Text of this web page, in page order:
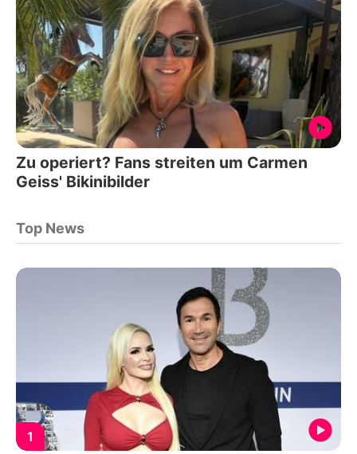
Zu operiert? Fans streiten um Carmen
Geiss' Bikinibilder
Top News
1